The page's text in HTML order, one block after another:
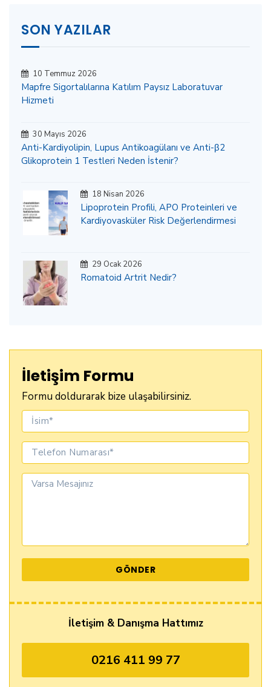
SON YAZILAR
10 Temmuz 2026
Mapfre Sigortalılarına Katılım Paysız Laboratuvar
Hizmeti
30 Mayıs 2026
Anti-Kardiyolipin, Lupus Antikoagülanı ve Anti-β2
Glikoprotein 1 Testleri Neden İstenir?
18 Nisan 2026
Lipoprotein Profili, APO Proteinleri ve
Kardiyovasküler Risk Değerlendirmesi
29 Ocak 2026
Romatoid Artrit Nedir?
İletişim Formu
Formu doldurarak bize ulaşabilirsiniz.
İletişim & Danışma Hattımız
0216 411 99 77